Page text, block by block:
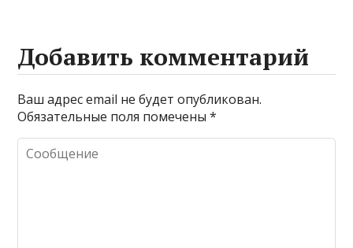
Добавить комментарий
Ваш адрес email не будет опубликован.
Обязательные поля помечены*